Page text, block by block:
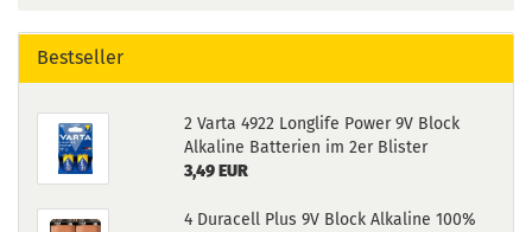
Bestseller
2 Varta 4922 Longlife Power 9V Block
Alkaline Batterien im 2er Blister
3,49 EUR
4 Duracell Plus 9V Block Alkaline 100%